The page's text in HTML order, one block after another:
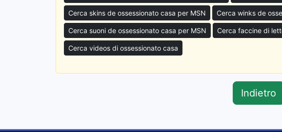
Cerca skins de ossessionato casa per MSN Cerca winks de
Cerca suoni de ossessionato casa per MSN Cerca faccine di
Cerca videos di ossessionato casa
Indietro